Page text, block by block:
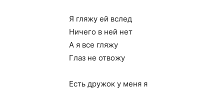
Я гляжу ей вслед
Ничего в ней нет
А я все гляжу
Глаз не отвожу
Есть дружок у меня я